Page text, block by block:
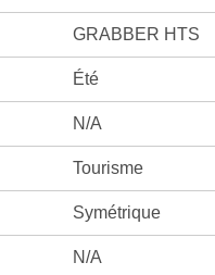
GRABBER HTS
Été
N/A
Tourisme
Symétrique
N/A